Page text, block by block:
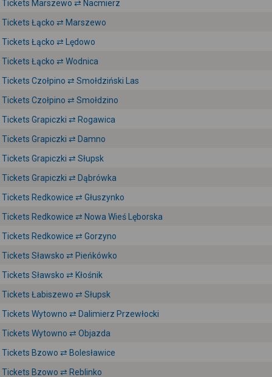
Tickets Marszewo ⇄ Nacmierz
Tickets Łącko ⇄ Marszewo
Tickets Łącko ⇄ Lędowo
Tickets Łącko ⇄ Wodnica
Tickets Czołpino ⇄ Smołdziński Las
Tickets Czołpino ⇄ Smołdzino
Tickets Grapiczki ⇄ Rogawica
Tickets Grapiczki ⇄ Damno
Tickets Grapiczki ⇄ Słupsk
Tickets Grapiczki ⇄ Dąbrówka
Tickets Redkowice ⇄ Głuszynko
Tickets Redkowice ⇄ Nowa Wieś Lęborska
Tickets Redkowice ⇄ Gorzyno
Tickets Sławsko ⇄ Pieńkówko
Tickets Sławsko ⇄ Kłośnik
Tickets Łabiszewo ⇄ Słupsk
Tickets Wytowno ⇄ Dalimierz Przewłocki
Tickets Wytowno ⇄ Objazda
Tickets Bzowo ⇄ Bolesławice
Tickets Bzowo ⇄ Reblinko